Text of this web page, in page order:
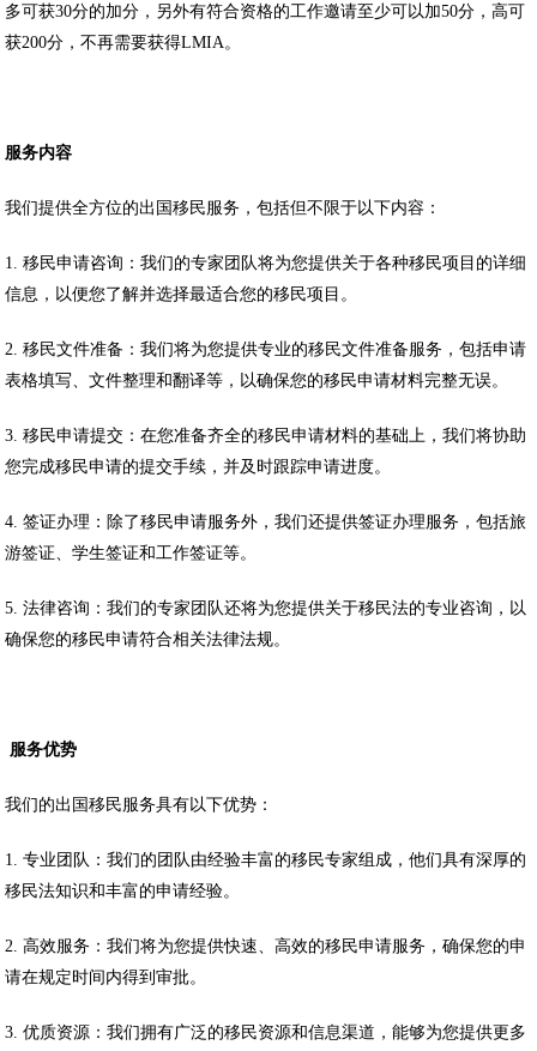
多可获30分的加分，另外有符合资格的工作邀请至少可以加50分，高可
获200分，不再需要获得LMIA。
服务内容
我们提供全方位的出国移民服务，包括但不限于以下内容：
1. 移民申请咨询：我们的专家团队将为您提供关于各种移民项目的详细
信息，以便您了解并选择最适合您的移民项目。
2. 移民文件准备：我们将为您提供专业的移民文件准备服务，包括申请
表格填写、文件整理和翻译等，以确保您的移民申请材料完整无误。
3. 移民申请提交：在您准备齐全的移民申请材料的基础上，我们将协助
您完成移民申请的提交手续，并及时跟踪申请进度。
4. 签证办理：除了移民申请服务外，我们还提供签证办理服务，包括旅
游签证、学生签证和工作签证等。
5. 法律咨询：我们的专家团队还将为您提供关于移民法的专业咨询，以
确保您的移民申请符合相关法律法规。
服务优势
我们的出国移民服务具有以下优势：
1. 专业团队：我们的团队由经验丰富的移民专家组成，他们具有深厚的
移民法知识和丰富的申请经验。
2. 高效服务：我们将为您提供快速、高效的移民申请服务，确保您的申
请在规定时间内得到审批。
3. 优质资源：我们拥有广泛的移民资源和信息渠道，能够为您提供更多